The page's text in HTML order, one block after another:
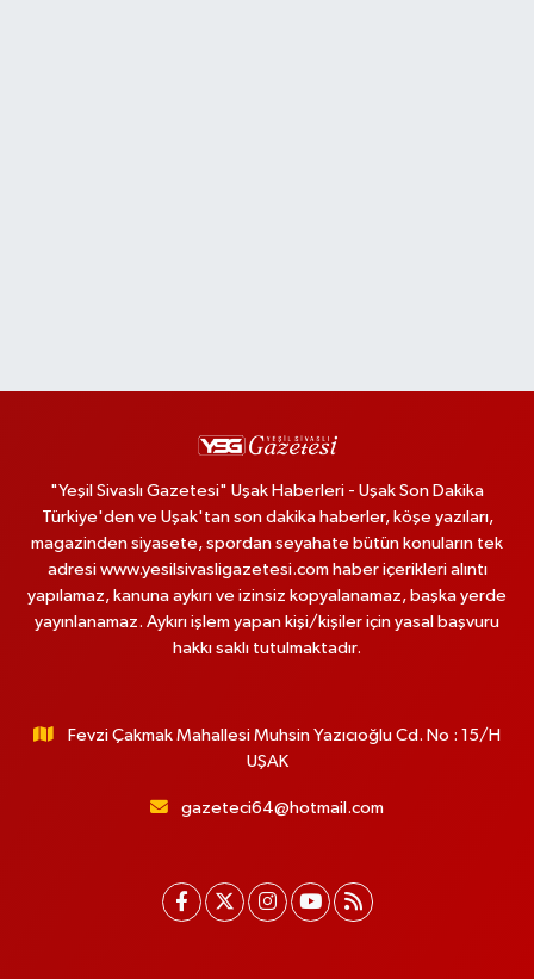
"Yeşil Sivaslı Gazetesi" Uşak Haberleri - Uşak Son Dakika
Türkiye'den ve Uşak'tan son dakika haberler, köşe yazıları,
magazinden siyasete, spordan seyahate bütün konuların tek
adresi www.yesilsivasligazetesi.com haber içerikleri alıntı
yapılamaz, kanuna aykırı ve izinsiz kopyalanamaz, başka yerde
yayınlanamaz. Aykırı işlem yapan kişi/kişiler için yasal başvuru
hakkı saklı tutulmaktadır.
Fevzi Çakmak Mahallesi Muhsin Yazıcıoğlu Cd. No : 15/H
UŞAK
gazeteci64@hotmail.com